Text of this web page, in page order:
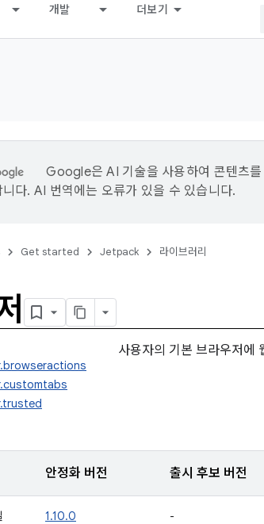
개발 더보기
Google은 AI 기술을 사용하여 콘텐츠를
다. AI 번역에는 오류가 있을 수 있습니다.
Get started Jetpack 라이브러리
사용자의 기본 브라우저에
안정화 버전 출시 후보 버전
1.10.0 -